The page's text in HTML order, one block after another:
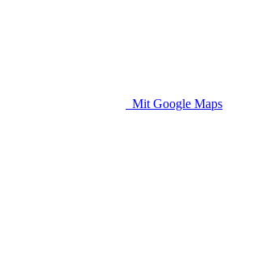
Mit Google Maps